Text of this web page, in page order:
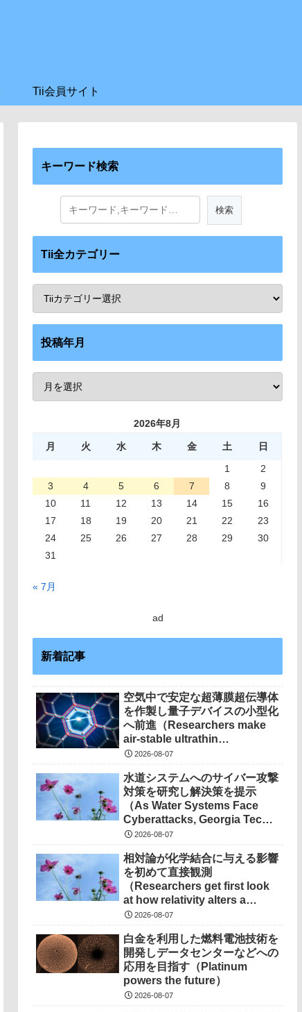
Tii会員サイト
キーワード検索
Tii全カテゴリー
投稿年月
2026年8月
月 火 水 木 金 土
日
1
2
3
4 5 6 7 8
9
10
11 12 13 14 15
16
17
18 19 20 21 22
23
24
25 26 27 28 29
30
31
« 7月
ad
新着記事
空気中で安定な超薄膜超伝導体
を作製し量子デバイスの小型化
へ前進（Researchers make
air-stable ultrathin
superconductors more
devices）
2026-08-07
水道システムへのサイバー攻撃
対策を研究し解決策を提示
（As Water Systems Face
Cyberattacks, Georgia Tech
Research Points to
2026-08-07
相対論が化学結合に与える影響
を初めて直接観測
（Researchers get first look
at how relativity alters a
chemical bond）
2026-08-07
白金を利用した燃料電池技術を
開発しデータセンターなどへの
応用を目指す（Platinum
powers the future）
2026-08-07